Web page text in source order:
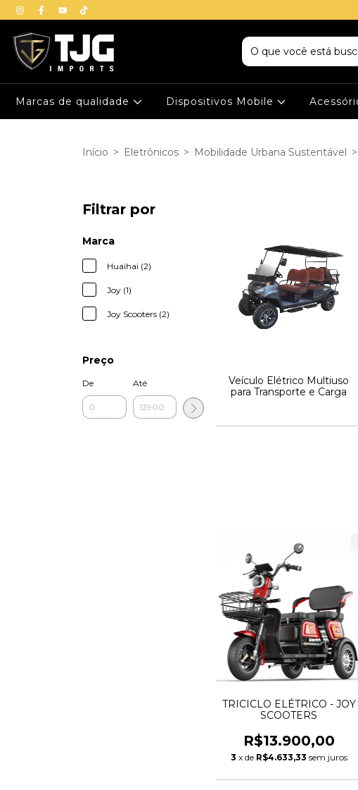
Marcas de qualidade Dispositivos Mobile
Início > Eletrônicos > Mobilidade Urbana Sustentável >
Filtrar por
Marca
Huaihai (2)
Joy (1)
Joy Scooters (2)
Preço
De Até
Veículo Elétrico Multiuso
para Transporte e Carga
TRICICLO ELÉTRICO - JOY
SCOOTERS
R$13.900,00
3 x de R$4.633,33 sem juros